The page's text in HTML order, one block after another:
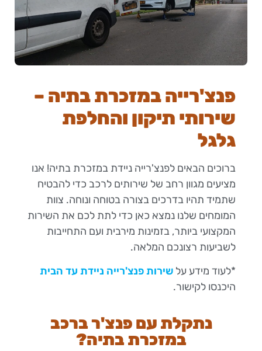
פנצ'רייה במזכרת בתיה –
שירותי תיקון והחלפת
גלגל
ברוכים הבאים לפנצ'רייה ניידת במזכרת בתיה! אנו
מציעים מגוון רחב של שירותים לרכב כדי להבטיח
שתמיד תהיו בדרכים בצורה בטוחה ונוחה. צוות
המומחים שלנו נמצא כאן כדי לתת לכם את השירות
המקצועי ביותר, בזמינות מירבית ועם התחייבות
לשביעות רצונכם המלאה.
*לעוד מידע על שירות פנצ'רייה ניידת עד הבית
היכנסו לקישור.
נתקלת עם פנצ'ר ברכב
במזכרת בתיה?